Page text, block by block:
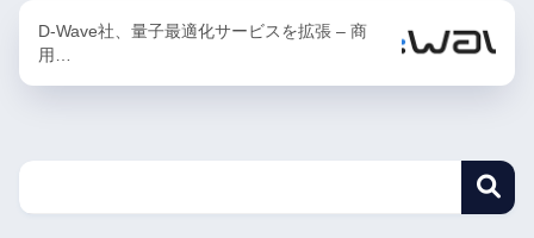
D-Wave社、量子最適化サービスを拡張 – 商
用…